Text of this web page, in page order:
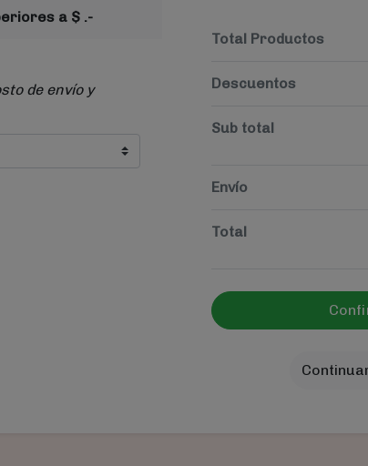
a $ .-
de envío y
Total Productos
Descuentos
Sub total
Envío
Total